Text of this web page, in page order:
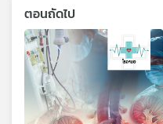
ตอนถัดไป